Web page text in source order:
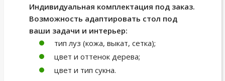
Индивидуальная комплектация под заказ.
Возможность адаптировать стол под
ваши задачи и интерьер:
тип луз (кожа, выкат, сетка);
цвет и оттенок дерева;
цвет и тип сукна.